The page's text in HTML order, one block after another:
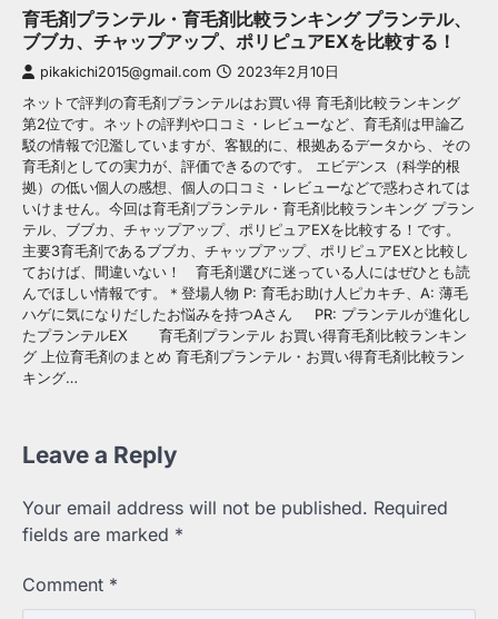
育毛剤プランテル・育毛剤比較ランキング プランテル、
ブブカ、チャップアップ、ポリピュアEXを比較する！
pikakichi2015@gmail.com 2023年2月10日
ネットで評判の育毛剤プランテルはお買い得 育毛剤比較ランキング
第2位です。ネットの評判や口コミ・レビューなど、育毛剤は甲論乙
駁の情報で氾濫していますが、客観的に、根拠あるデータから、その
育毛剤としての実力が、評価できるのです。 エビデンス（科学的根
拠）の低い個人の感想、個人の口コミ・レビューなどで惑わされては
いけません。今回は育毛剤プランテル・育毛剤比較ランキング プラン
テル、ブブカ、チャップアップ、ポリピュアEXを比較する！です。
主要3育毛剤であるブブカ、チャップアップ、ポリピュアEXと比較し
ておけば、間違いない！ 育毛剤選びに迷っている人にはぜひとも読
んでほしい情報です。＊登場人物 P: 育毛お助け人ピカキチ、A: 薄毛
ハゲに気になりだしたお悩みを持つAさん PR: プランテルが進化し
たプランテルEX 育毛剤プランテル お買い得育毛剤比較ランキン
グ 上位育毛剤のまとめ 育毛剤プランテル・お買い得育毛剤比較ラン
キング…
Leave a Reply
Your email address will not be published. Required
fields are marked *
Comment *